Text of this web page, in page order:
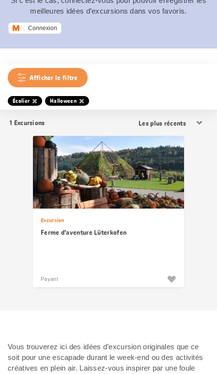
meilleures idées d’excursions dans vos favoris.
Connexion
Afficher le filtre
Écolier Halloween
1 Excursions
les
résultats
Excursion
Ferme d’aventure Lüterkofen
Payant
Vous trouverez ici des idées d’excursion originales que ce
soit pour une escapade durant le week-end ou des activités
créatives en plein air. Laissez-vous inspirer par une foule